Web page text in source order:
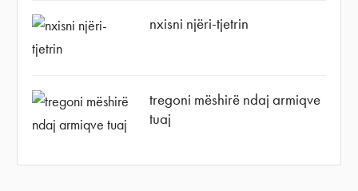
nxisni njëri-tjetrin
tregoni mëshirë ndaj armiqve
tuaj